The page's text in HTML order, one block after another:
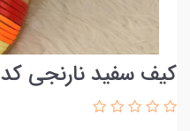
کیف سفید نارنجی کد 8113